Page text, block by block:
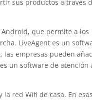
sus productos a través
que permite a los
LiveAgent es un
las empresas pueden
un software de atención
red Wifi de casa. En esas